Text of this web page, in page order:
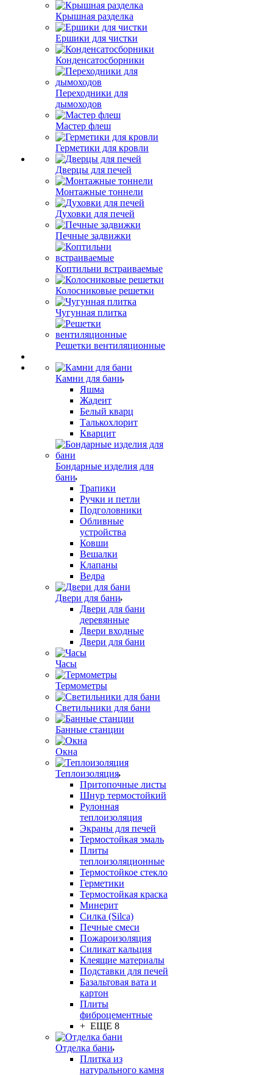
Крышная разделка
Ершики для чистки
Конденсатосборники
Переходники для
дымоходов
Мастер флеш
Герметики для кровли
Дверцы для печей
Монтажные тоннели
Духовки для печей
Печные задвижки
Коптильни встраиваемые
Колосниковые решетки
Чугунная плитка
Решетки вентиляционные
Камни для бани
Яшма
Жадеит
Белый кварц
Талькохлорит
Кварцит
Бондарные изделия для
бани
Трапики
Ручки и петли
Подголовники
Обливные
устройства
Ковши
Вешалки
Клапаны
Ведра
Двери для бани
Двери для бани
деревянные
Двери входные
Двери для бани
Часы
Термометры
Светильники для бани
Банные станции
Окна
Теплоизоляция
Притопочные листы
Шнур термостойкий
Рулонная
теплоизоляция
Экраны для печей
Термостойкая эмаль
Плиты
теплоизоляционные
Термостойкое стекло
Герметики
Термостойкая краска
Минерит
Силка (Silca)
Печные смеси
Пожароизоляция
Силикат кальция
Клеящие материалы
Подставки для печей
Базальтовая вата и
картон
Плиты
фиброцементные
+ ЕЩЕ 8
Отделка бани
Плитка из
натурального камня